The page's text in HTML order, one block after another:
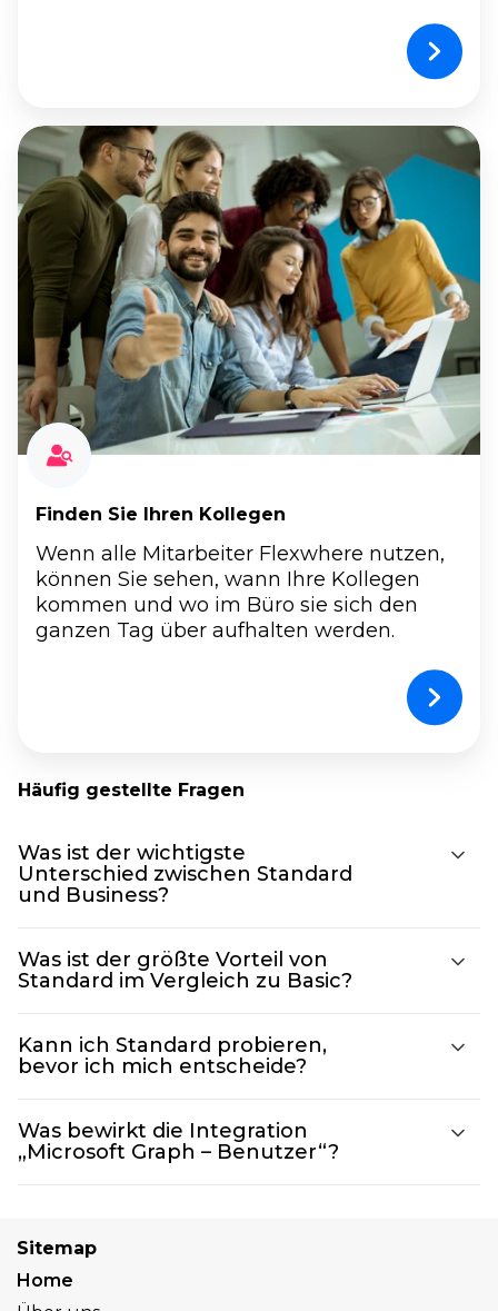
Finden
Ihren
Kollegen
Finden Sie Ihren Kollegen
Wenn alle Mitarbeiter Flexwhere nutzen,
können Sie sehen, wann Ihre Kollegen
kommen und wo im Büro sie sich den
ganzen Tag über aufhalten werden.
Häufig gestellte Fragen
Was ist der wichtigste
Unterschied zwischen Standard
und Business?
Was ist der größte Vorteil von
Standard im Vergleich zu Basic?
Kann ich Standard probieren,
bevor ich mich entscheide?
Was bewirkt die Integration
„Microsoft Graph – Benutzer“?
Sitemap
Home